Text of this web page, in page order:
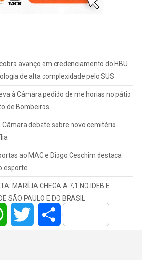
avanço em credenciamento do HBU
de alta complexidade pelo SUS
à Câmara pedido de melhorias no pátio
de Bombeiros
Câmara debate sobre novo cemitério
ao MAC e Diogo Ceschim destaca
esporte
MARÍLIA CHEGA A 7,1 NO IDEB E
SÃO PAULO E DO BRASIL
WhatsAppTwitter Share